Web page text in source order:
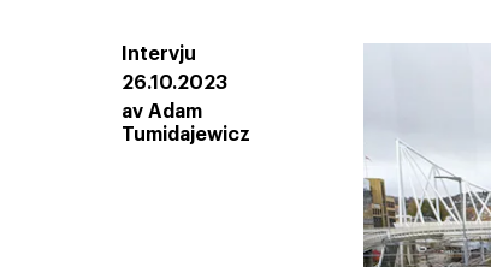
Intervju
26.10.2023
av Adam
Tumidajewicz